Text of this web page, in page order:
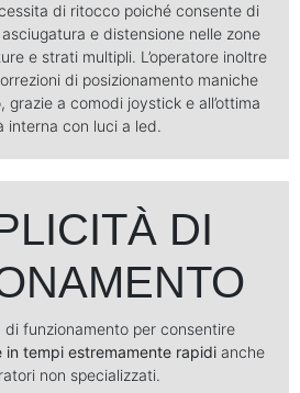
di ritocco poiché consente di
e distensione nelle zone
e strati multipli. L’operatore inoltre
di posizionamento maniche
a comodi joystick e all’ottima
interna con luci a led.
DI
di funzionamento per consentire
tempi estremamente rapidianche
non specializzati.